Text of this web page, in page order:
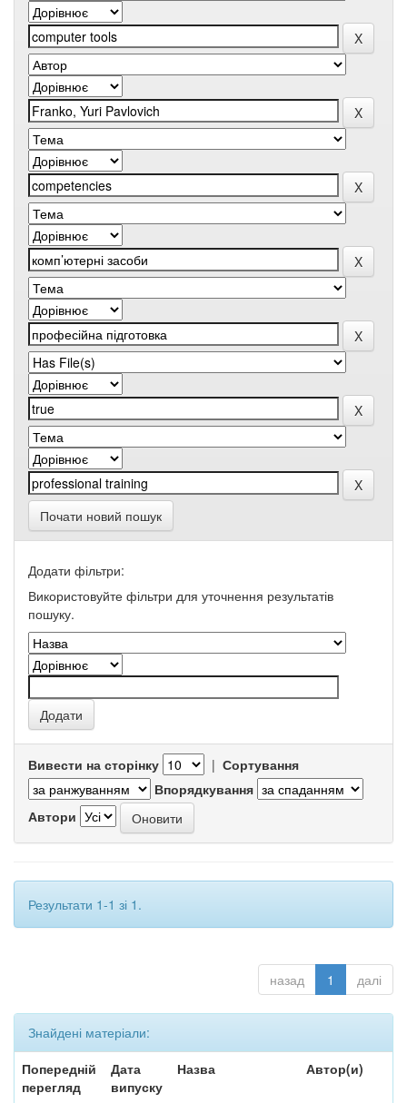
Почати новий пошук
Додати фільтри:
Використовуйте фільтри для уточнення результатів
пошуку.
Вивести на сторінку | Сортування
Впорядкування
Автори
Результати 1-1 зі 1.
назад 1 далі
Знайдені матеріали:
Попередній
перегляд
Дата
випуску
Назва Автор(и)